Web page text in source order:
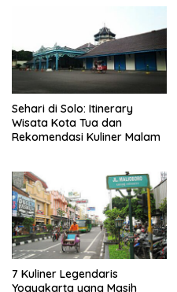
Sehari di Solo: Itinerary
Wisata Kota Tua dan
Rekomendasi Kuliner Malam
7 Kuliner Legendaris
Yogyakarta yang Masih